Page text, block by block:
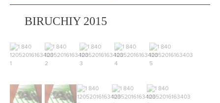
BIRUCHIY 2015